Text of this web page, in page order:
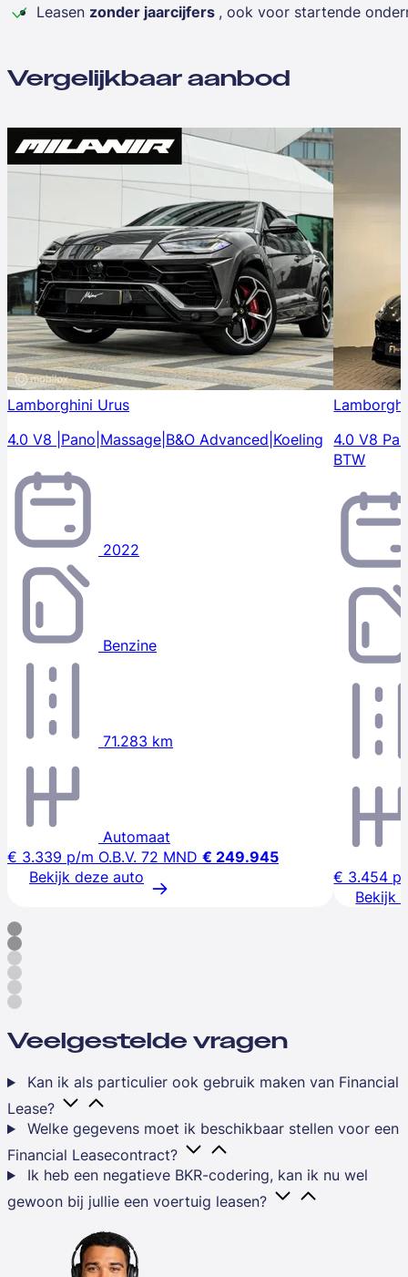
Leasen zonder jaarcijfers , ook voor startende
Vergelijkbaar aanbod
Lamborghini Urus
4.0 V8 |Pano|Massage|B&O Advanced|Koeling
2022
Benzine
71.283 km
Automaat
€ 3.339 p/m O.B.V. 72 MND € 249.945
Bekijk deze auto
4.0 V8
BTW
€ 3.454
Bekijk
Veelgestelde vragen
Kan ik als particulier ook gebruik maken van Financial
Lease?
Welke gegevens moet ik beschikbaar stellen voor een
Financial Leasecontract?
Ik heb een negatieve BKR-codering, kan ik nu wel
gewoon bij jullie een voertuig leasen?